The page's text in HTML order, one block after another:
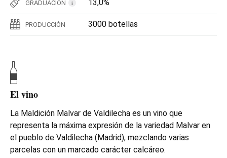
GRADUACIÓN i 13,0%
PRODUCCIÓN 3000 botellas
El vino
La Maldición Malvar de Valdilecha es un vino que
representa la máxima expresión de la variedad Malvar en
el pueblo de Valdilecha (Madrid), mezclando varias
parcelas con un marcado carácter calcáreo.